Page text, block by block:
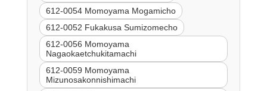
612-0054 Momoyama Mogamicho
612-0052 Fukakusa Sumizomecho
612-0056 Momoyama
Nagaokaetchukitamachi
612-0059 Momoyama
Mizunosakonnishimachi